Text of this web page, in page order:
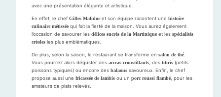
avec une présentation élégante et artistique.
En effet, le chef Gilles Malidoret son équipe racontent une histoire
culinaire métissée qui fait la fierté de la maison. Vous aurez également
l’occasion de savourer les délices sucrés de la Martinique et les spécialités
créoles les plus emblématiques.
De plus, selon la saison, le restaurant se transforme en salon de thé
Vous pourrez alors déguster des accras croustillants , des titiris (petits
poissons typiques) ou encore des balaous savoureux. Enfin, le chef
propose aussi une fricassée de lambis ou un porc roussi flambé , pour les
amateurs de plats relevés.